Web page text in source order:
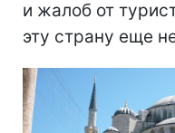
и жалоб от
эту страну еще